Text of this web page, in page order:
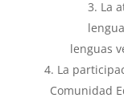
La
lenguas
La
Comunidad